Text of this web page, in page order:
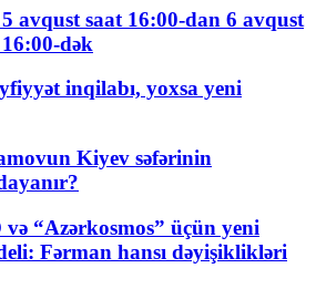
avqust saat 16:00-dan 6 avqust
dək
inqilabı, yoxsa yeni
Kiyev səfərinin
“Azərkosmos” üçün yeni
Fərman hansı dəyişiklikləri